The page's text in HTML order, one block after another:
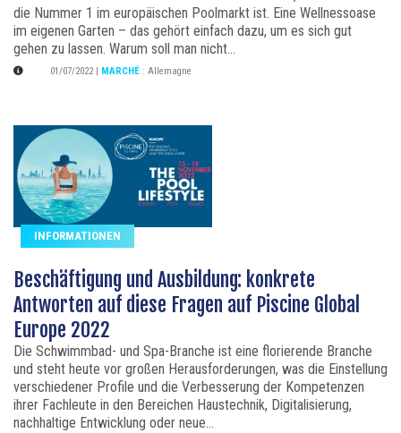
die Nummer 1 im europäischen Poolmarkt ist. Eine Wellnessoase
im eigenen Garten – das gehört einfach dazu, um es sich gut
gehen zu lassen. Warum soll man nicht...
01/07/2022 MARCHÉ : Allemagne
INFORMATIONEN
Beschäftigung und Ausbildung: konkrete
Antworten auf diese Fragen auf Piscine Global
Europe 2022
Die Schwimmbad- und Spa-Branche ist eine florierende Branche
und steht heute vor großen Herausforderungen, was die Einstellung
verschiedener Profile und die Verbesserung der Kompetenzen
ihrer Fachleute in den Bereichen Haustechnik, Digitalisierung,
nachhaltige Entwicklung oder neue...